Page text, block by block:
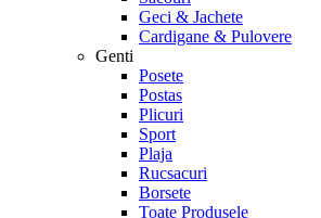
Geci & Jachete
Cardigane & Pulovere
Genti
Posete
Postas
Plicuri
Sport
Plaja
Rucsacuri
Borsete
Toate Produsele